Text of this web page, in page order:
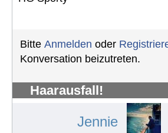
Bitte Anmelden oder
Konversation beizutreten.
Haarausfall!
Jennie